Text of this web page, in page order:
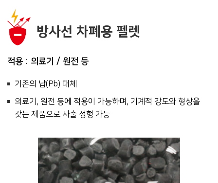
방사선 차폐용 펠렛
적용 : 의료기 / 원전 등
기존의 납(Pb) 대체
의료기, 원전 등에 적용이 가능하며, 기계적 강도와 형상을
갖는 제품으로 사출 성형 가능